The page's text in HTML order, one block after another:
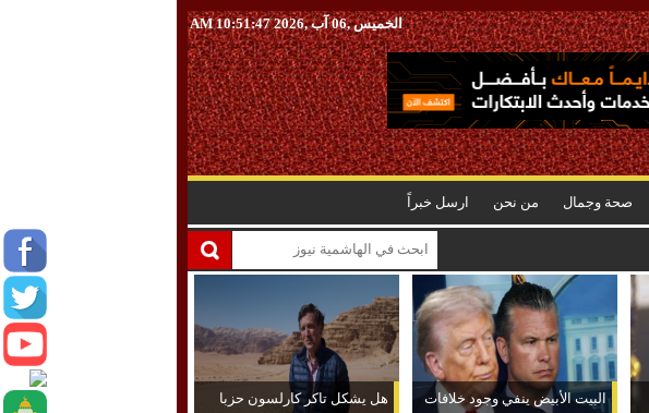
الخميس ,06 آب ,2026 10:51:48 AM
صحة وجمال من نحن ارسل خبراً
البيت الأبيض ينفي وجود خلافات
هل يشكل تاكر كارلسون حزبا